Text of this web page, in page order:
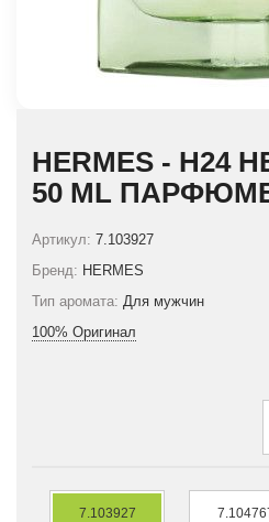
HERMES - H24
50 ML
Артикул: 7.103927
Бренд: HERMES
Тип аромата: Для мужчин
100% Оригинал
7.103927